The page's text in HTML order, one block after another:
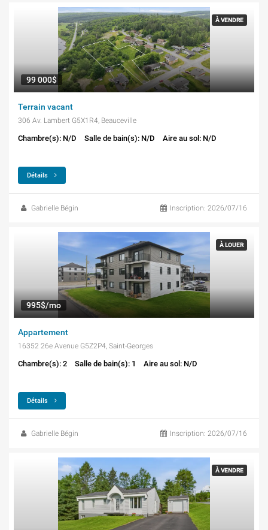
À VENDRE
99 000$
Terrain vacant
306 Av. Lambert G5X1R4, Beauceville
Chambre(s): N/D Salle de bain(s): N/D Aire au sol: N/D
Détails
Gabrielle Bégin Inscription: 2026/07/16
À LOUER
995$/mo
Appartement
16352 26e Avenue G5Z2P4, Saint-Georges
Chambre(s): 2 Salle de bain(s): 1 Aire au sol: N/D
Détails
Gabrielle Bégin Inscription: 2026/07/16
À VENDRE